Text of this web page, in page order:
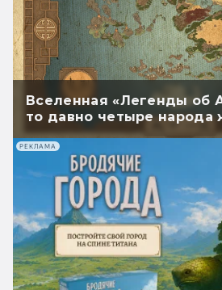
Вселенная «Легенды об
то давно четыре народа
РЕКЛАМА